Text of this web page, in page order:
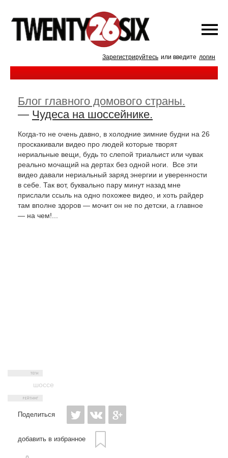
Зарегистрируйтесь или введите логин
Блог главного домового страны.
— Чудеса на шоссейнике.
Когда-то не очень давно, в холодние зимние будни на 26
проскакивали видео про людей которые творят
нериальные вещи, будь то слепой триальист или чувак
реально мочащий на дертах без одной ноги. Все эти
видео давали нериальный заряд энергии и уверенности
в себе. Так вот, буквально пару минут назад мне
прислали ссыль на одно похожее видео, и хоть райдер
там вполне здоров — мочит он не по детски, а главное
— на чем!...
шоссе
Поделиться
добавить в избранное